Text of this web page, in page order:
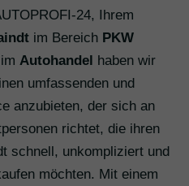
24, Ihrem
im Bereich PKW
Autohandel haben wir
umfassenden und
anzubieten, der sich an
richtet, die ihren
schnell, unkompliziert und
möchten. Mit einem